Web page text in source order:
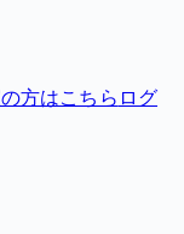
方はこちら ログ